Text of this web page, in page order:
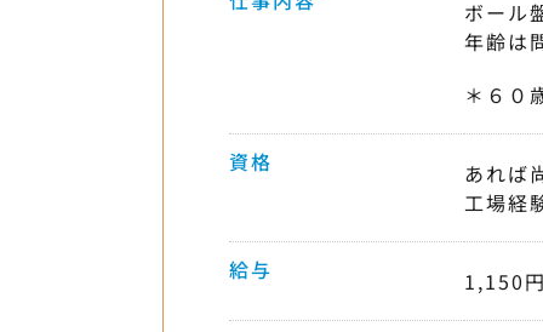
ボール
年齢は
＊６０
資格
あれば
工場経
給与 1,150